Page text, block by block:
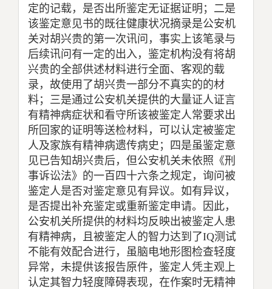
定的记载，是否出所鉴定无证据证明；二是
该鉴定意见书的既往健康状况摘录是公安机
关对胡兴贵的第一次讯问，事实上该笔录与
后续讯问有一定的出入，鉴定机构没有将胡
兴贵的全部供述材料进行全面、客观的载
录，故使用了胡兴贵一部分不真实的的材
料；三是通过公安机关提供的大量证人证言
有精神病症状和看守所该被鉴定人常要求出
所回家的证明等送检材料，可以认定被鉴定
人及家族有精神病遗传病史；四是虽鉴定意
见已告知胡兴贵后，但公安机关未依照《刑
事诉讼法》的一百四十六条之规定，询问被
鉴定人是否对鉴定意见有异议。如有异议，
是否提出补充鉴定或重新鉴定申请。因此，
公安机关所提供的材料均反映出被鉴定人患
有精神病，且被鉴定人的智力达到了IQ测试
不能有效配合进行，虽脑电地形图检查轻度
异常，未提供该报告原件，鉴定人凭主观上
认定其智力轻度障碍表现，在作案时无精神